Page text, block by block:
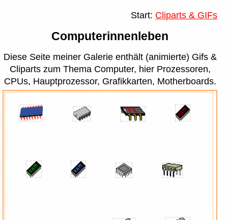
Start: Cliparts & GIFs
Computerinnenleben
Diese Seite meiner Galerie enthält (animierte) Gifs &
Cliparts zum Thema Computer, hier Prozessoren,
CPUs, Hauptprozessor, Grafikkarten, Motherboards.